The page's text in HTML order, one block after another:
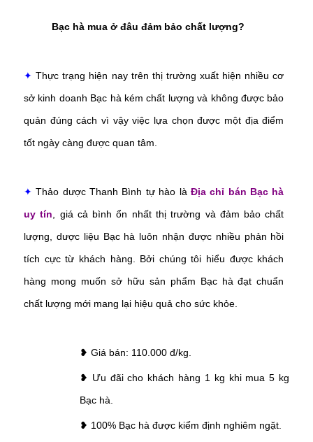
Bạc hà mua ở đâu đảm bảo chất lượng?
✦ Thực trạng hiện nay trên thị trường xuất hiện nhiều cơ
sở kinh doanh Bạc hà kém chất lượng và không được bảo
quản đúng cách vì vậy việc lựa chọn được một địa điểm
tốt ngày càng được quan tâm.
✦ Thảo dược Thanh Bình tự hào là Địa chỉ bán Bạc hà
uy tín , giá cả bình ổn nhất thị trường và đảm bảo chất
lượng, dược liệu Bạc hà luôn nhận được nhiều phản hồi
tích cực từ khách hàng. Bởi chúng tôi hiểu được khách
hàng mong muốn sở hữu sản phẩm Bạc hà đạt chuẩn
chất lượng mới mang lại hiệu quả cho sức khỏe.
❥ Giá bán: 110.000 đ/kg.
❥ Ưu đãi cho khách hàng 1 kg khi mua 5 kg
Bạc hà.
❥ 100% Bạc hà được kiểm định nghiêm ngặt.